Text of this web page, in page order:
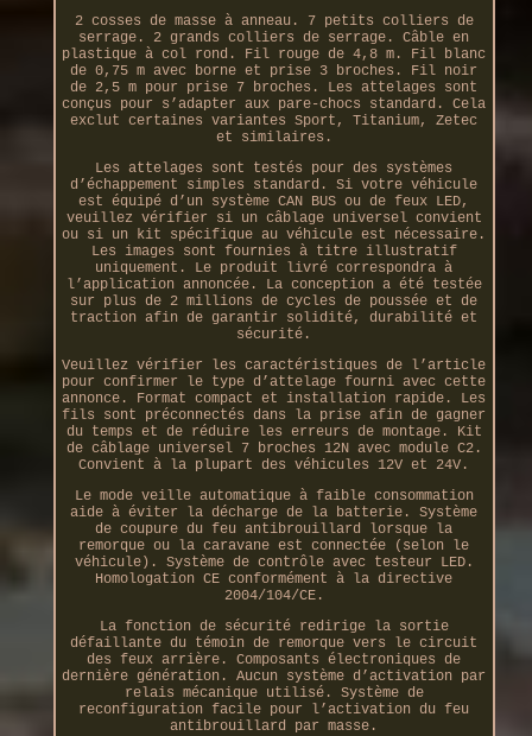
2 cosses de masse à anneau. 7 petits colliers de
serrage. 2 grands colliers de serrage. Câble en
plastique à col rond. Fil rouge de 4,8 m. Fil blanc
de 0,75 m avec borne et prise 3 broches. Fil noir
de 2,5 m pour prise 7 broches. Les attelages sont
conçus pour s’adapter aux pare-chocs standard. Cela
exclut certaines variantes Sport, Titanium, Zetec
et similaires.
Les attelages sont testés pour des systèmes
d’échappement simples standard. Si votre véhicule
est équipé d’un système CAN BUS ou de feux LED,
veuillez vérifier si un câblage universel convient
ou si un kit spécifique au véhicule est nécessaire.
Les images sont fournies à titre illustratif
uniquement. Le produit livré correspondra à
l’application annoncée. La conception a été testée
sur plus de 2 millions de cycles de poussée et de
traction afin de garantir solidité, durabilité et
sécurité.
Veuillez vérifier les caractéristiques de l’article
pour confirmer le type d’attelage fourni avec cette
annonce. Format compact et installation rapide. Les
fils sont préconnectés dans la prise afin de gagner
du temps et de réduire les erreurs de montage. Kit
de câblage universel 7 broches 12N avec module C2.
Convient à la plupart des véhicules 12V et 24V.
Le mode veille automatique à faible consommation
aide à éviter la décharge de la batterie. Système
de coupure du feu antibrouillard lorsque la
remorque ou la caravane est connectée (selon le
véhicule). Système de contrôle avec testeur LED.
Homologation CE conformément à la directive
2004/104/CE.
La fonction de sécurité redirige la sortie
défaillante du témoin de remorque vers le circuit
des feux arrière. Composants électroniques de
dernière génération. Aucun système d’activation par
relais mécanique utilisé. Système de
reconfiguration facile pour l’activation du feu
antibrouillard par masse.